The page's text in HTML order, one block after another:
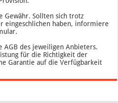
Gewähr. Sollten sich trotz
eingeschlichen haben, informiere
AGB des jeweiligen Anbieters.
für die Richtigkeit der
Garantie auf die Verfügbarkeit